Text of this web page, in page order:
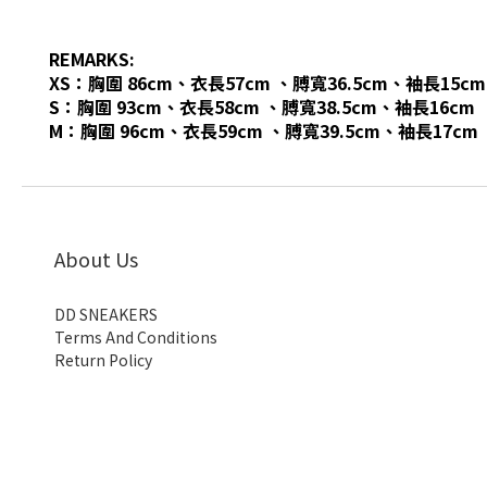
REMARKS:
XS：胸圍 86cm 、衣長57cm 、膊寬36.5cm、袖長15cm
S：胸圍 93cm 、衣長58cm 、膊寬38.5cm、袖長16cm
M：胸圍 96cm 、衣長59cm 、膊寬39.5cm、袖長17cm
About Us
DD SNEAKERS
Terms And Conditions
Return Policy